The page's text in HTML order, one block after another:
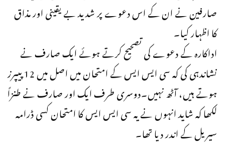
صارفین نے ان کے اس دعوے پر شدید بے یقینی اور مذاق
کا اظہار کیا۔
اداکارہ کے دعوے کی تصحیح کرتے ہوئے ایک صارف نے
نشاندہی کی کہ سی ایس ایس کے امتحان میں اصل میں 12 پیپرز
ہوتے ہیں، آٹھ نہیں۔دوسری طرف ایک اور صارف نے طنزاً
لکھا کہ شاید انہوں نے یہ سی ایس ایس کا امتحان کسی ڈرامہ
سیریل کے اندر دیا تھا۔